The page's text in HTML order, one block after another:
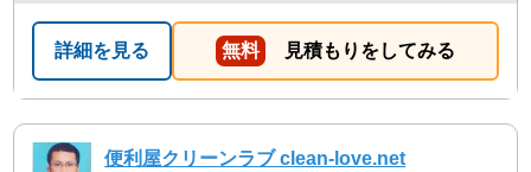
詳細を見る 無料 見積もりをしてみる
便利屋クリーンラブ clean-love.net